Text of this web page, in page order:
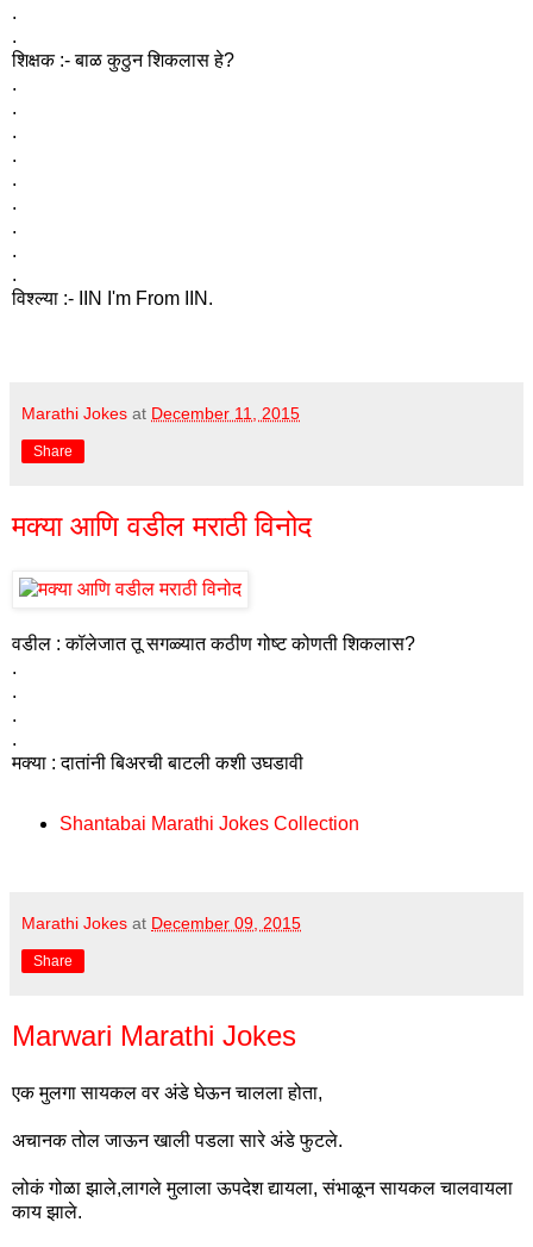
.
.
शिक्षक :- बाळ कुठुन शिकलास हे?
.
.
.
.
.
.
.
.
.
विश्ल्या :- IIN I'm From IIN.
Marathi Jokes at December 11, 2015
Share
मक्या आणि वडील मराठी विनोद
वडील : कॉलेजात तू सगळ्यात कठीण गोष्ट कोणती शिकलास?
.
.
.
.
मक्या : दातांनी बिअरची बाटली कशी उघडावी
Shantabai Marathi Jokes Collection
Marathi Jokes at December 09, 2015
Share
Marwari Marathi Jokes
एक मुलगा सायकल वर अंडे घेऊन चालला होता,
अचानक तोल जाऊन खाली पडला सारे अंडे फुटले.
लोकं गोळा झाले,लागले मुलाला ऊपदेश द्यायला, संभाळून सायकल चालवायला
काय झाले.